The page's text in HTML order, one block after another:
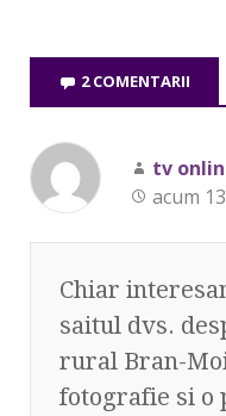
2 COMENTARII
tv
acum
Chiar
saitul dvs.
rural Bran-
fotografie si o